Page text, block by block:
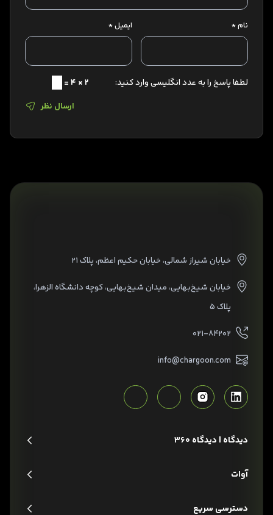
نام* ایمیل*
لطفا پاسخ را به عدد انگلیسی وارد کنید:
2 × 4 =
ارسال نظر
خیابان شیراز شمالی، خیابان حکیم اعظم، پلاک ۲۱
خیابان شیخ‌بهایی، میدان شیخ‌بهایی، کوچه دانشگاه الزهرا،
پلاک ۵
۰۲۱-۸۴۲۰۲
info@chargoon.com
دیدگاه | دیدگاه 360
آوات
دسترسی سریع